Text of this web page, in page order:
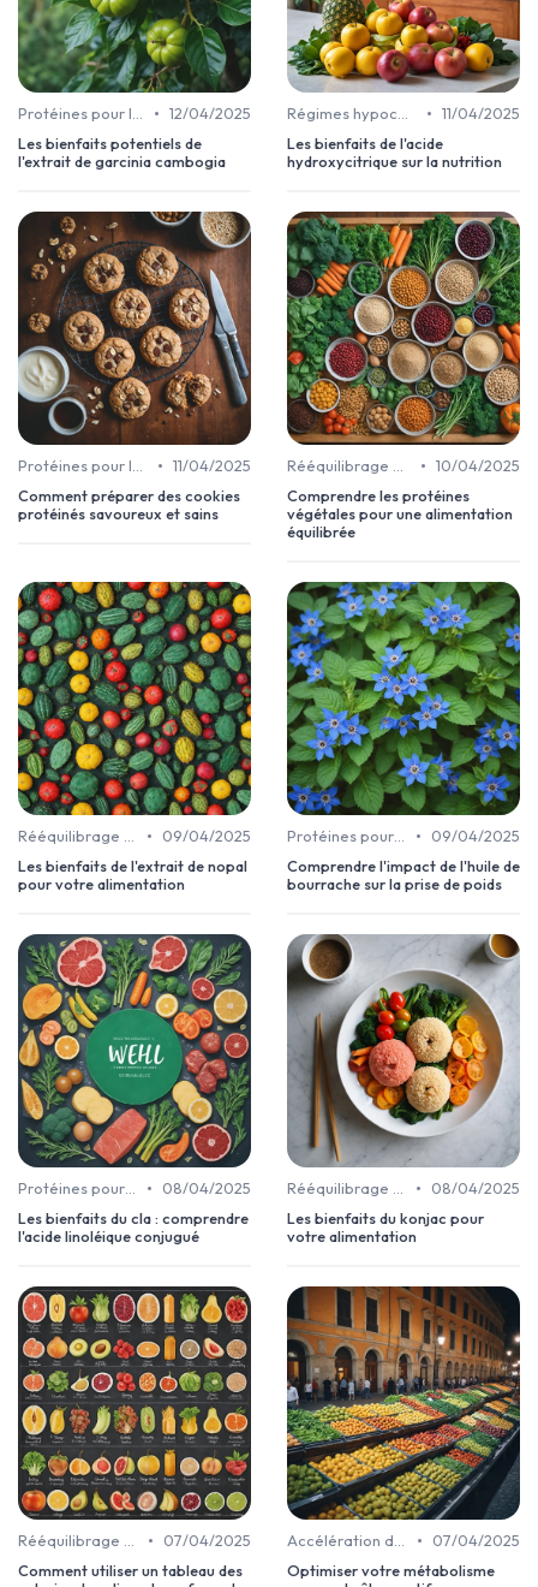
Protéines pour la perte de poids • 12/04/2025
Les bienfaits potentiels de
l'extrait de garcinia cambogia
Régimes hypocaloriques • 11/04/2025
Les bienfaits de l'acide
hydroxycitrique sur la nutrition
Protéines pour la perte de poids • 11/04/2025
Comment préparer des cookies
protéinés savoureux et sains
Rééquilibrage alimentaire • 10/04/2025
Comprendre les protéines
végétales pour une alimentation
équilibrée
Rééquilibrage alimentaire •
09/04/2025
Les bienfaits de l'extrait de nopal
pour votre alimentation
Protéines pour la perte de poids •
09/04/2025
Comprendre l'impact de l'huile de
bourrache sur la prise de poids
Protéines pour la perte de poids •
08/04/2025
Les bienfaits du cla : comprendre
l'acide linoléique conjugué
Rééquilibrage alimentaire •
08/04/2025
Les bienfaits du konjac pour
votre alimentation
Rééquilibrage alimentaire •
07/04/2025
Comment utiliser un tableau des
Accélération du métabolisme •
07/04/2025
Optimiser votre métabolisme